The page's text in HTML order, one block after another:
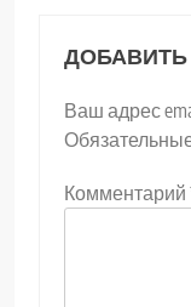
Ваш адрес
Комментарий